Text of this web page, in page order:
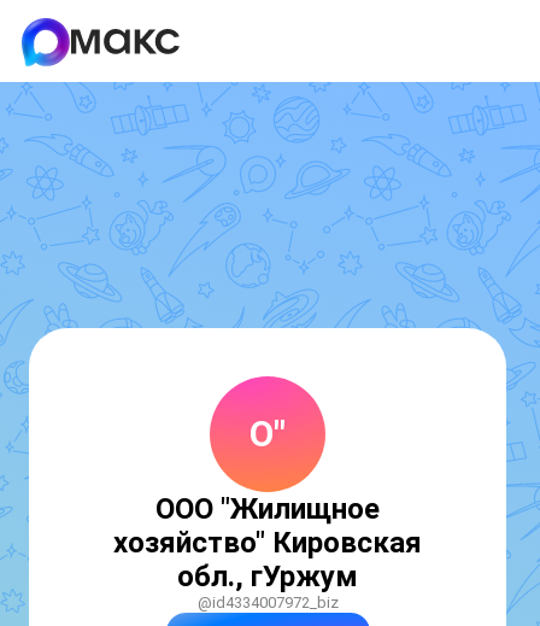
О"
ООО "Жилищное
хозяйство" Кировская
обл., гУржум
@id4334007972_biz